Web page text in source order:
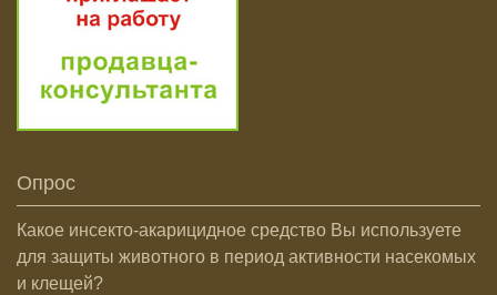
Опрос
Какое инсекто-акарицидное средство Вы используете
для защиты животного в период активности насекомых
и клещей?